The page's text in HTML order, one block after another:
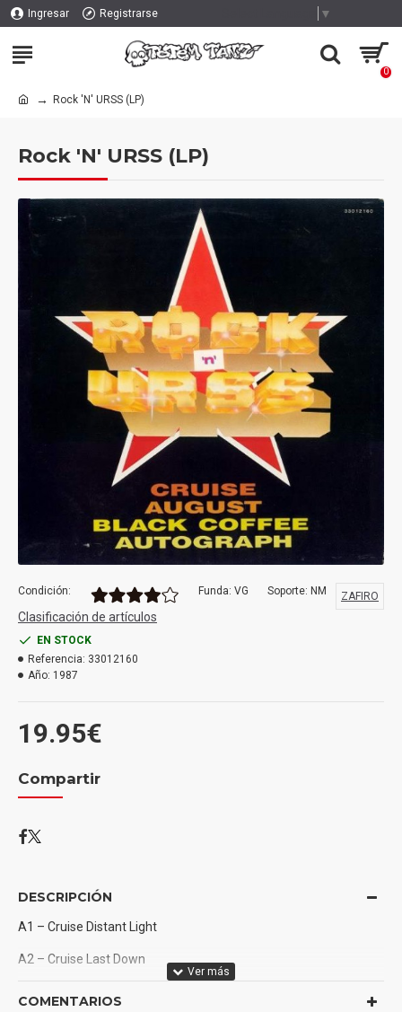
Ingresar Registrarse ▼
0
Rock 'N' URSS (LP)
Rock 'N' URSS (LP)
19.95€
Condición: Funda: VG Soporte: NM
Clasificación de artículos
EN STOCK
Referencia: 33012160
Año: 1987
ZAFIRO
Compartir
DESCRIPCIÓN
A1 – Cruise Distant Light
A2 – Cruise Last Down
COMENTARIOS